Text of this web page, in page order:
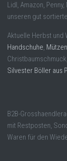
Lidl, Amazon,
unseren gut
Aktuelle Herbst und
Handschuhe, Mützen
Silvester Böller aus
B2B-
mit Restposten,
Waren für den